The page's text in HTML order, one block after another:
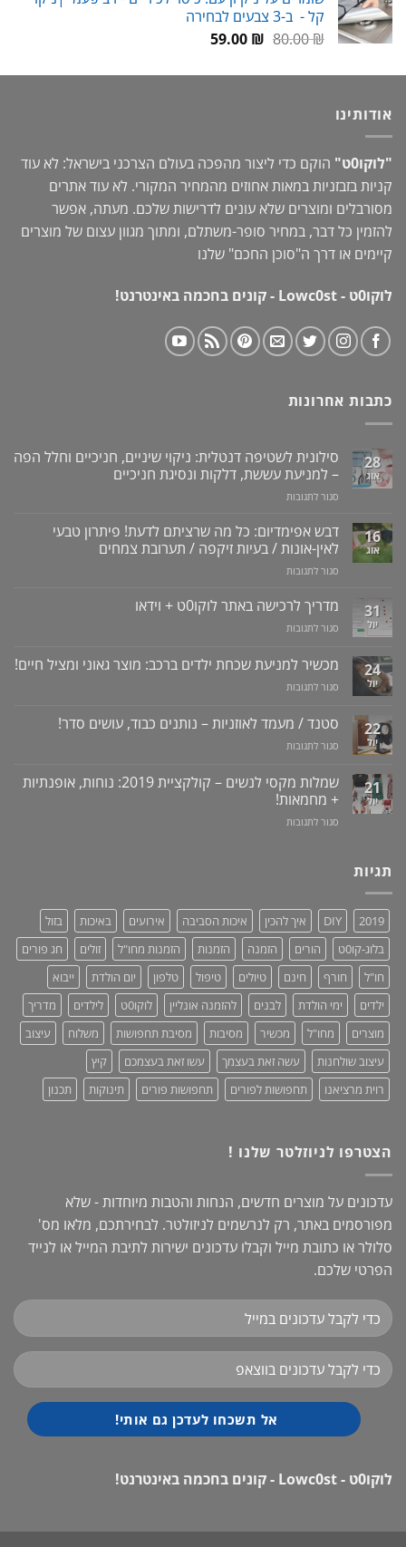
90.00 ₪.
79.00 ₪.
קל - ב-3 צבעים לבחירה
80.00₪
המחיר
היה:
59.00 ₪
המחיר
הוא:
אודותינו
"לוקו0ט"
הוקם כדי ליצור מהפכה בעולם הצרכני בישראל: לא עוד
קניות בזבזניות במאות אחוזים מהמחיר המקורי. לא עוד אתרים
מסורבלים ומוצרים שלא עונים לדרישות שלכם. מעתה, אפשר
להזמין כל דבר, במחיר סופר-משתלם, ומתוך מגוון עצום של מוצרים
קיימים או דרך ה"סוכן החכם" שלנו
לוקו0ט - Lowc0st - קונים בחכמה באינטרנט!
כתבות אחרונות
28
אוג
סילונית לשטיפה דנטלית: ניקוי שיניים, חניכיים וחלל הפה
– למניעת עששת, דלקות ונסיגת חניכיים
סגור לתגובות
לשטיפה
דנטלית:
ניקוי
שיניים,
וחלל
–
עששת,
ונסיגת
16
אוג
דבש אפימדיום: כל מה שרציתם לדעת! פיתרון טבעי
לאין-אונות / בעיות זיקפה / תערובת צמחים
סגור לתגובות
אפימדיום:
כל
מה
לדעת!
טבעי
/
זיקפה
תערובת
צמחים
31
יול
מדריך לרכישה באתר לוקו0ט + וידאו
סגור לתגובות
באתר
וידאו
24
יול
מכשיר למניעת שכחת ילדים ברכב: מוצר גאוני ומציל חיים!
סגור לתגובות
שכחת
ילדים
מוצר
גאוני
ומציל
חיים!
22
יול
סטנד / מעמד לאוזניות – נותנים כבוד, עושים סדר!
סגור לתגובות
מעמד
לאוזניות
21
יול
שמלות מקסי לנשים – קולקציית 2019: נוחות, אופנתיות
+ מחמאות!
סגור לתגובות
2019:
נוחות,
אופנתיות
+
מחמאות!
תגיות
2019
DIY איך להכין איכות הסביבה אירועים באיכות
בזול
בלוג-קו0ט
הורים הזמנה הזמנות הזמנות מחו"ל זולים
חג פורים
חו"ל
חורף חינם טיולים טיפול טלפון יום הולדת
ייבוא
ילדים
ימי הולדת לבנים להזמנה אונליין לוקו0ט לילדים
מדריך
מוצרים
מחו"ל מכשיר מסיבות מסיבת תחפושות משלוח
עיצוב
עיצוב שולחנות
עשה זאת בעצמך עשו זאת בעצמכם
קיץ
רוית מרציאנו
תחפושות לפורים תחפושות פורים תינוקות תכנון
הצטרפו לניוזלטר שלנו !
עדכונים על מוצרים חדשים, הנחות והטבות מיוחדות - שלא
מפורסמים באתר, רק לנרשמים לניזולטר. לבחירתכם, מלאו מס'
סלולר או כתובת מייל וקבלו עדכונים ישירות לתיבת המייל או לנייד
הפרטי שלכם.
לוקו0ט - Lowc0st - קונים בחכמה באינטרנט!